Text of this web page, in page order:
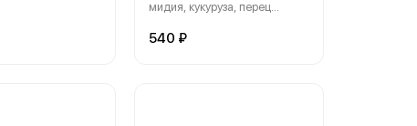
устричный
мидия, кукуруза, перец
стручковая, яйцо, соевый и
540 ₽